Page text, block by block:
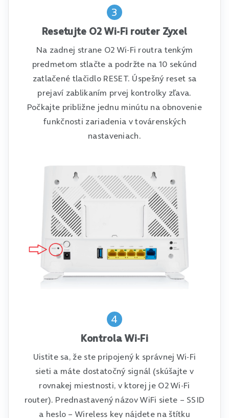
3
Resetujte O2 Wi-Fi router Zyxel
Na zadnej strane O2 Wi-Fi routra tenkým
predmetom stlačte a podržte na 10 sekúnd
zatlačené tlačidlo RESET. Úspešný reset sa
prejaví zablikaním prvej kontrolky zľava.
Počkajte približne jednu minútu na obnovenie
funkčnosti zariadenia v továrenských
nastaveniach.
4
Kontrola Wi-Fi
Uistite sa, že ste pripojený k správnej Wi-Fi
sieti a máte dostatočný signál (skúšajte v
rovnakej miestnosti, v ktorej je O2 Wi-Fi
router). Prednastavený názov WiFi siete – SSID
a heslo – Wireless key nájdete na štítku